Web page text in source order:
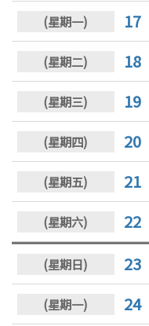
17
18
19
20
21
22
23
24